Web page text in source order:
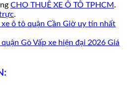
CHO THUÊ XE Ô TÔ TPHCM.
.
ô tô quận Cần Giờ uy tín nhất
Gò Vấp xe hiện đại 2026 Giá